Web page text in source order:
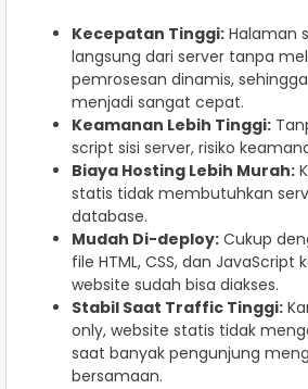
Kecepatan Tinggi: Halaman
langsung dari server tanpa
pemrosesan dinamis,
menjadi sangat cepat.
Keamanan Lebih Tinggi:
script sisi server, risiko
Biaya Hosting Lebih Murah:
statis tidak membutuhkan
database.
Mudah Di-deploy: Cukup
file HTML, CSS, dan JavaScript
website sudah bisa diakses.
Stabil Saat Traffic Tinggi:
only, website statis tidak
saat banyak pengunjung
bersamaan.